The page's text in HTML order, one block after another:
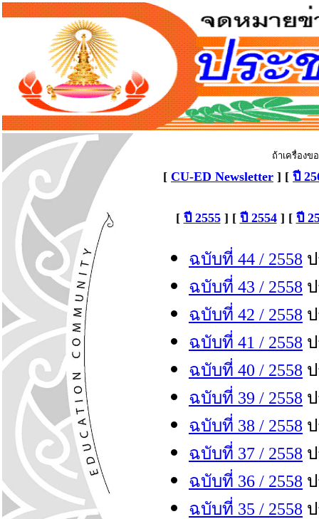
ถ้าเครื่องข
[ CU-ED Newsletter ] [ ปี
[ ปี 2555] [ ปี 2554] [ ปี
ฉบับที่ 44 / 2558
ฉบับที่ 43 / 2558
ฉบับที่ 42 / 2558
ฉบับที่ 41 / 2558
ฉบับที่ 40 / 2558
ฉบับที่ 39 / 2558
ฉบับที่ 38 / 2558
ฉบับที่ 37 / 2558
ฉบับที่ 36 / 2558
ฉบับที่ 35 / 2558